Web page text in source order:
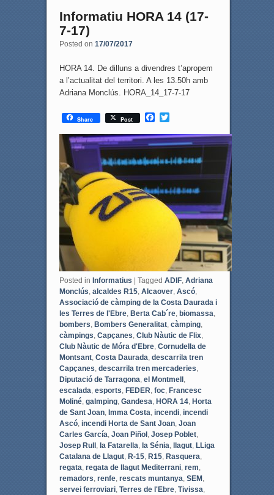
Informatiu HORA 14 (17-
7-17)
Posted on 17/07/2017
HORA 14. De dilluns a divendres t’apropem
a l’actualitat del territori. A les 13.50h amb
Adriana Monclús. HORA_14_17-7-17
Share Post
F
c
e
b
o
o
k
T
i
t
t
e
r
Posted in Informatius Tagged ADIF, Adriana
Monclús, alcaldes R15, Alcaover, Ascó,
Associació de càmping de la Costa Daurada i
les Terres de l'Ebre, Berta Cab´re, biomassa,
bombers, Bombers Generalitat, càmping,
càmpings, Capçanes, Club Nàutic de Flix,
Club Nàutic de Móra d'Ebre, Cornudella de
Montsant, Costa Daurada, descarrila tren
Capçanes, descarrila tren mercaderies,
Diputació de Tarragona, el Montmell ,
escalada, esports, FEDER, foc, Francesc
Moliné, galmping, Gandesa, HORA 14, Horta
de Sant Joan, Imma Costa, incendi, incendi
Ascó, incendi Horta de Sant Joan, Joan
Carles García, Joan Piñol , Josep Poblet,
Josep Rull , la Fatarella, la Sénia, llagut, LLiga
Catalana de Llagut, R-15, R15, Rasquera,
regata, regata de llagut Mediterrani, rem,
remadors, renfe, rescats muntanya, SEM ,
servei ferroviari, Terres de l'Ebre, Tivissa,